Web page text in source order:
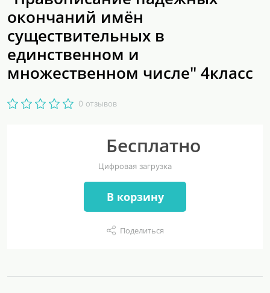
окончаний имён
существительных в
единственном и
множественном числе" 4класс
0 отзывов
Бесплатно
Цифровая загрузка
В корзину
Поделиться